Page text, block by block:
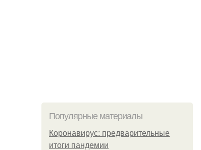
Популярные материалы
Коронавирус: предварительные
итоги пандемии